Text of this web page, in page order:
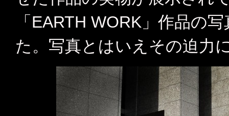
「EARTH WORK」作品の
た。写真とはいえその迫力